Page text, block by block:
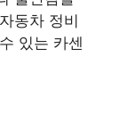
동차 정비
있는 카센